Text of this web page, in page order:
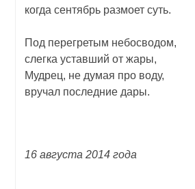
когда сентябрь размоет суть.
Под перегретым небосводом,
слегка уставший от жары,
Мудрец, не думая про воду,
вручал последние дары.
16 августа 2014 года